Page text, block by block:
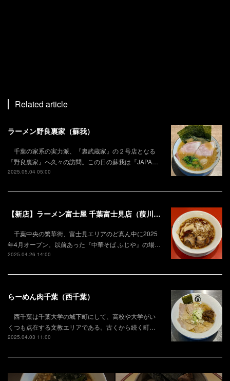
Related article
ラーメン野良裏家（蘇我）
千葉の家系の実力派、『裏武蔵家』の２号店となる
『野良裏家』へ久々の訪問。この日の蘇我は『JAPA…
2025.05.04 05:00
【新店】ラーメン富士屋 千葉富士見店（葭川公園）
千葉中央の繁華街、富士見エリアのど真ん中に2025
年4月オープン。以前あった『中華そば ふじや』の場…
2025.04.26 14:00
らーめん肉千葉（西千葉）
西千葉は千葉大学の城下町にして、高校や大学がい
くつも点在する文教エリアである。古くから続く町…
2025.04.03 11:00